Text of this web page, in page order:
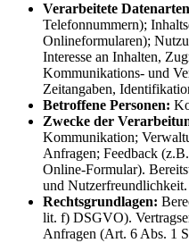
Verarbeitete
Telefonnummern);
Onlineformularen);
Interesse an Inhalten,
Kommunikations- und
Zeitangaben,
Betroffene Personen:
Zwecke der
Kommunikation;
Anfragen; Feedback
Online-Formular).
und Nutzerfreundlichkeit.
Rechtsgrundlagen:
lit. f) DSGVO).
Anfragen (Art. 6 Abs. 1